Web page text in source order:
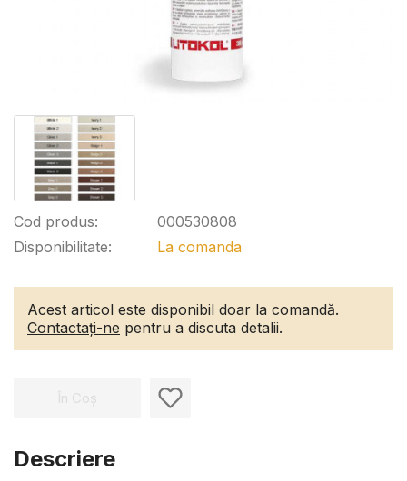
Cod produs:
Disponibilitate:
000530808
La comanda
Acest articol este disponibil doar la comandă.
Contactați-ne pentru a discuta detalii.
În Coș
Descriere